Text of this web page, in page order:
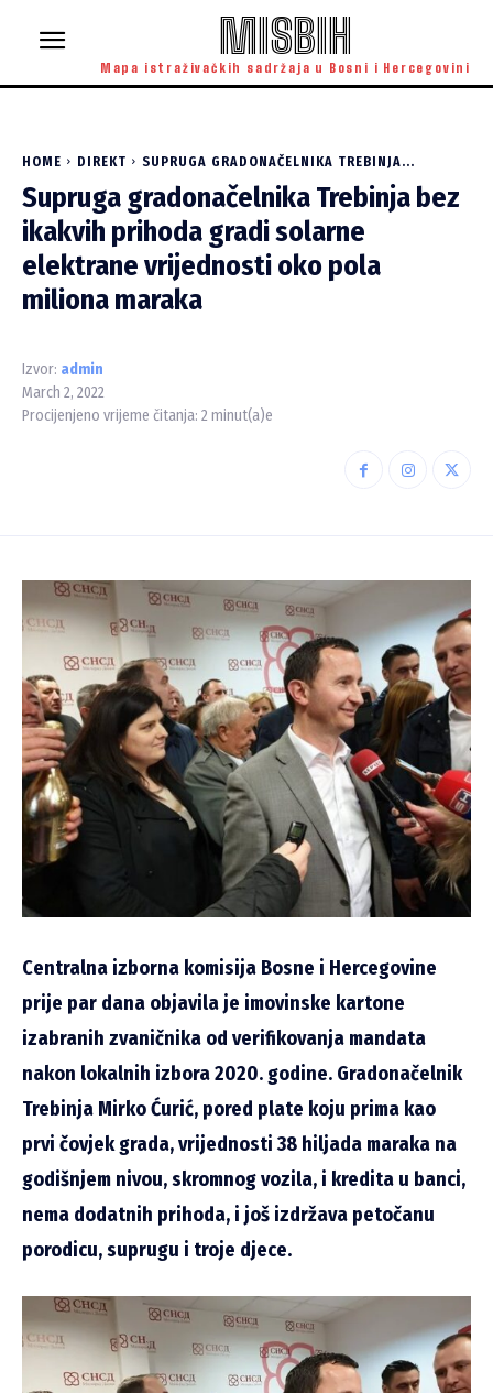
MISBIH
Mapa istraživačkih sadržaja u Bosni i Hercegovini
HOME DIREKT SUPRUGA GRADONAČELNIKA TREBINJA...
Supruga gradonačelnika Trebinja bez
ikakvih prihoda gradi solarne
elektrane vrijednosti oko pola
miliona maraka
Izvor: admin
March 2, 2022
Procijenjeno vrijeme čitanja: 2 minut(a)e
Centralna izborna komisija Bosne i Hercegovine
prije par dana objavila je imovinske kartone
izabranih zvaničnika od verifikovanja mandata
nakon lokalnih izbora 2020. godine. Gradonačelnik
Trebinja Mirko Ćurić, pored plate koju prima kao
prvi čovjek grada, vrijednosti 38 hiljada maraka na
godišnjem nivou, skromnog vozila, i kredita u banci,
nema dodatnih prihoda, i još izdržava petočanu
porodicu, suprugu i troje djece.